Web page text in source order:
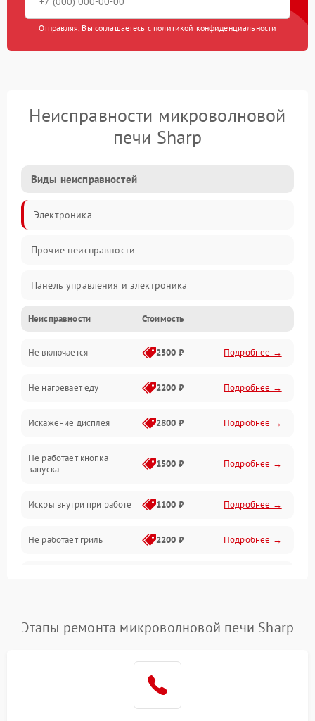
Отправляя, Вы соглашаетесь с политикой конфиденциальности
Неисправности микроволновой
печи Sharp
Виды неисправностей
Электроника
Прочие неисправности
Панель управления и электроника
Дверца и корпус
Механика и внутренние элементы
Механические повреждения
Питание и запуск
Нагрев и приготовление
Программное обеспечение
Неисправности Стоимость
Не включается 2500 ₽ Подробнее →
Не нагревает еду 2200 ₽ Подробнее →
Искажение дисплея 2800 ₽ Подробнее →
Не работает кнопка
запуска
1500 ₽ Подробнее →
Искры внутри при работе 1100 ₽ Подробнее →
Не работает гриль 2200 ₽ Подробнее →
Подробнее →
2200 ₽
Этапы ремонта микроволновой печи Sharp